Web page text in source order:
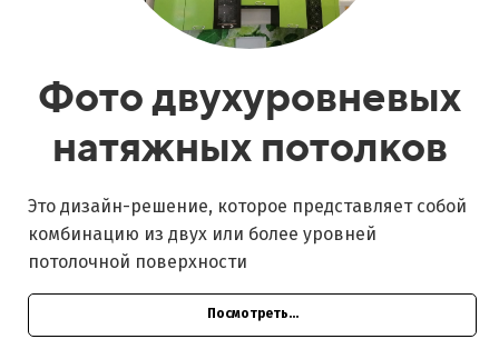
Фото двухуровневых
натяжных потолков
Это дизайн-решение, которое представляет собой
комбинацию из двух или более уровней
потолочной поверхности
Посмотреть...